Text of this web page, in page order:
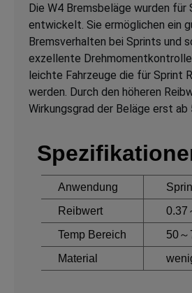
Die W4 Bremsbeläge wurden für
entwickelt. Sie ermöglichen ein
Bremsverhalten bei Sprints und
exzellente
leichte Fahrzeuge die für Sprint
werden. Durch den höheren
Wirkungsgrad der Beläge erst ab
Anwendung
Reibwert
0.37
Temp Bereich
50
Material